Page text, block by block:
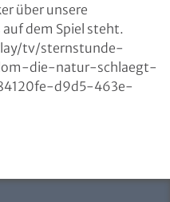
über unsere
dem Spiel steht.
tv/sternstunde-
die-natur-schlaegt-
d9d5-463e-